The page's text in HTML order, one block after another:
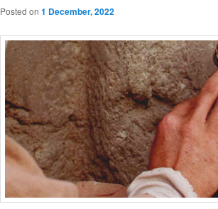
Posted on 1 December, 2022